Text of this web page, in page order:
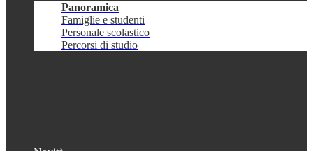
Panoramica
Famiglie e studenti
Personale scolastico
Percorsi di studio